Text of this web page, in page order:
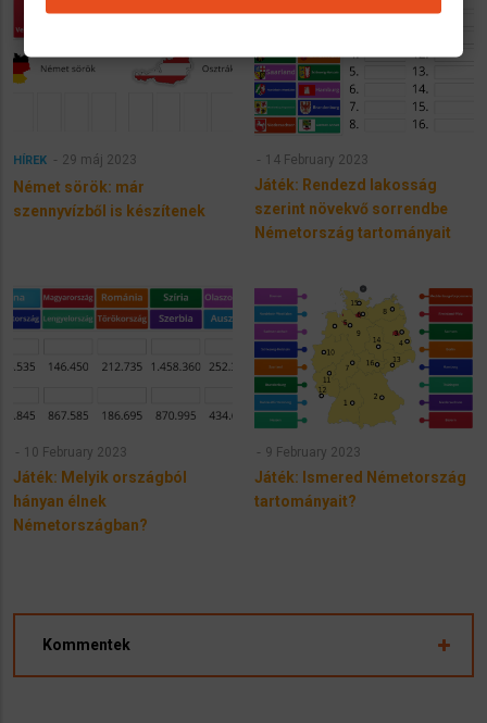
HÍREK 29 máj 2023
Német sörök: már
szennyvízből is készítenek
14 February 2023
Játék: Rendezd lakosság
szerint növekvő sorrendbe
Németország tartományait
10 February 2023
Játék: Melyik országból
hányan élnek
Németországban?
9 February 2023
Játék: Ismered Németország
tartományait?
Kommentek